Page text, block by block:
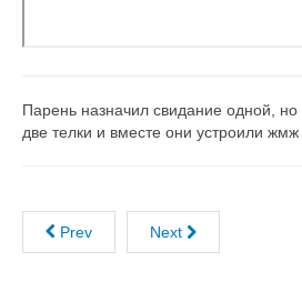
Парень назначил свидание одной, но
две телки и вместе они устроили жмж
Prev Next